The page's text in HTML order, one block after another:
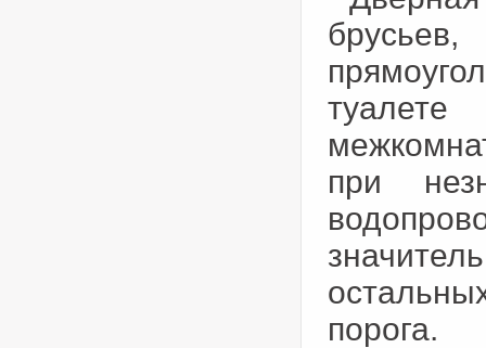
при
порога.